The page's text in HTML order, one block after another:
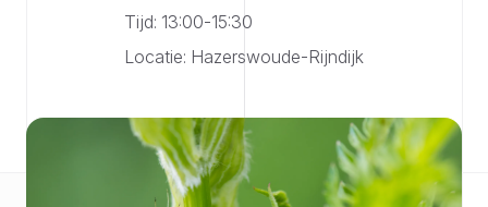
Tijd: 13:00-15:30
Locatie: Hazerswoude-Rijndijk